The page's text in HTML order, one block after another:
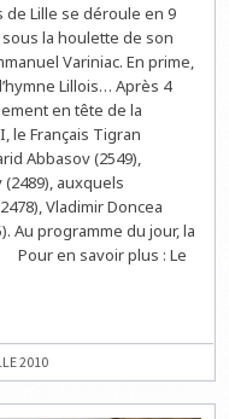
À
:
7
TITRÉS
EN
de Lille se déroule en 9
la houlette de son
Variniac. En prime,
Lillois… Après 4
en tête de la
le Français Tigran
Abbasov (2549),
auxquels
Vladimir Doncea
Au programme du jour, la
Pour en savoir plus : Le
2010